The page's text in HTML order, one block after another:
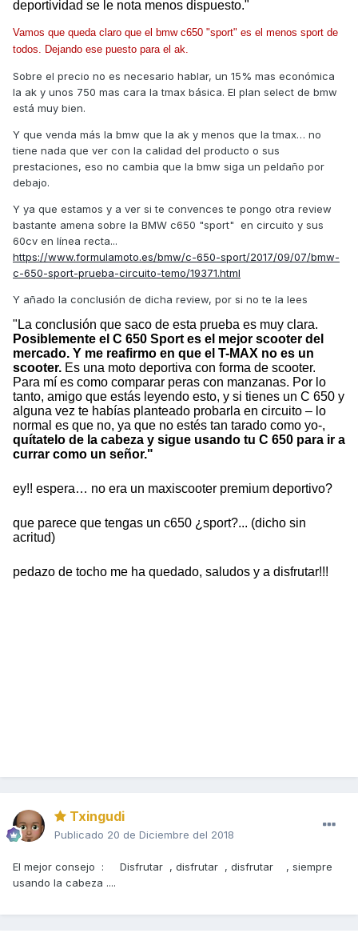
deportividad se le nota menos dispuesto."
Vamos que queda claro que el bmw c650 "sport" es el menos sport de
todos. Dejando ese puesto para el ak.
Sobre el precio no es necesario hablar, un 15% mas económica
la ak y unos 750 mas cara la tmax básica. El plan select de bmw
está muy bien.
Y que venda más la bmw que la ak y menos que la tmax… no
tiene nada que ver con la calidad del producto o sus
prestaciones, eso no cambia que la bmw siga un peldaño por
debajo.
Y ya que estamos y a ver si te convences te pongo otra review
bastante amena sobre la BMW c650 "sport" en circuito y sus
60cv en línea recta...
https://www.formulamoto.es/bmw/c-650-sport/2017/09/07/bmw-
c-650-sport-prueba-circuito-temo/19371.html
Y añado la conclusión de dicha review, por si no te la lees
"La conclusión que saco de esta prueba es muy clara.
Posiblemente el C 650 Sport es el mejor scooter del
mercado. Y me reafirmo en que el T-MAX no es un
scooter. Es una moto deportiva con forma de scooter.
Para mí es como comparar peras con manzanas. Por lo
tanto, amigo que estás leyendo esto, y si tienes un C 650 y
alguna vez te habías planteado probarla en circuito – lo
normal es que no, ya que no estés tan tarado como yo-,
quítatelo de la cabeza y sigue usando tu C 650 para ir a
currar como un señor."
ey!! espera… no era un maxiscooter premium deportivo?
que parece que tengas un c650 ¿sport?... (dicho sin
acritud)
pedazo de tocho me ha quedado, saludos y a disfrutar!!!
Txingudi
Publicado 20 de Diciembre del 2018
El mejor consejo : Disfrutar , disfrutar , disfrutar , siempre
usando la cabeza ....